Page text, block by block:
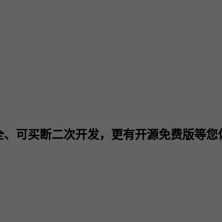
可买断二次开发，更有开源免费版等您